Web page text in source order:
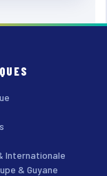
Internationale
& Guyane